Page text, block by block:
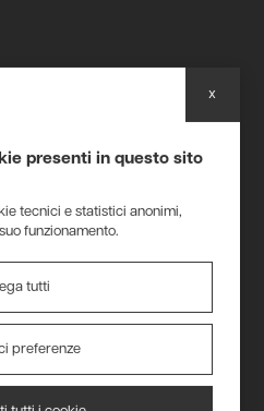
al
comprese in
di
la gru
presenti in questo sito
tecnici e statistici anonimi,
funzionamento.
tutti
preferenze
x